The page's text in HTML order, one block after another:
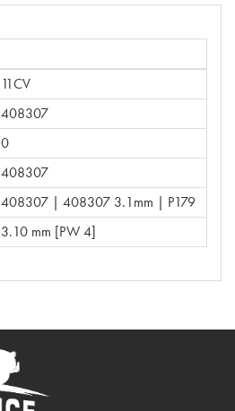
11CV
408307
0
408307
408307 | 408307 3.1mm | P179
3.10 mm [PW 4]